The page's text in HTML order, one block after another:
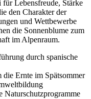
für Lebensfreude, Stärke
den Charakter der
und Wettbewerbe
die Sonnenblume zum
im Alpenraum.
durch spanische
Ernte im Spätsommer
Naturschutzprogramme